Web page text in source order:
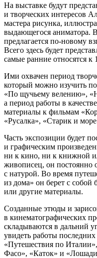
На выставке будут
и творческих интересов
мастера рисунка,
выдающегося аниматора.
предлагается по-новому
Всего здесь будет
самые ранние относятся к
Ими охвачен период
который можно изучить
«По щучьему велению»,
а период работы в
материалы к фильмам
«Русалка», «Старик и
Часть экспозиции будет
и графическим
ни к кино, ни к книжной
живописец, он постоянно
с натурой. Во время
из дома» он берет с собой
или другие материалы.
Созданные этюды и
в кинематографических
складываются в дальний
увидеть работы
«Путешествия по
Фасо», «Каток» и